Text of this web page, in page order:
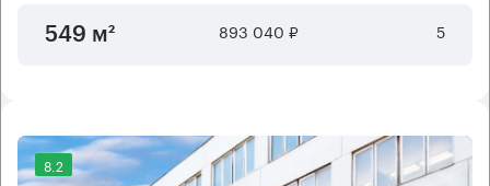
549 м² 893 040 ₽ 5
8.2